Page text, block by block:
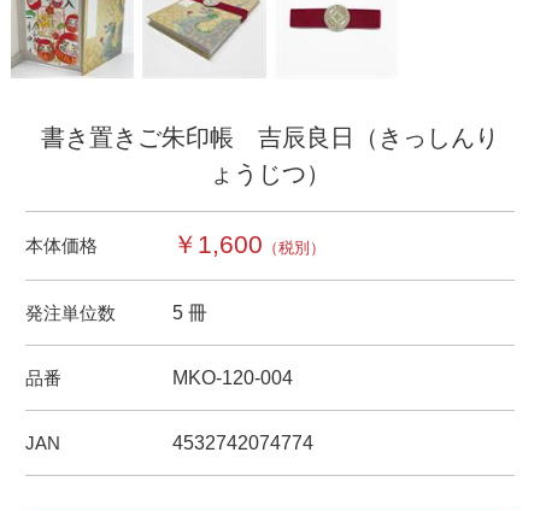
書き置きご朱印帳 吉辰良日（きっしんり
ょうじつ）
本体価格 ￥1,600 （税別）
発注単位数 5 冊
品番 MKO-120-004
JAN 4532742074774